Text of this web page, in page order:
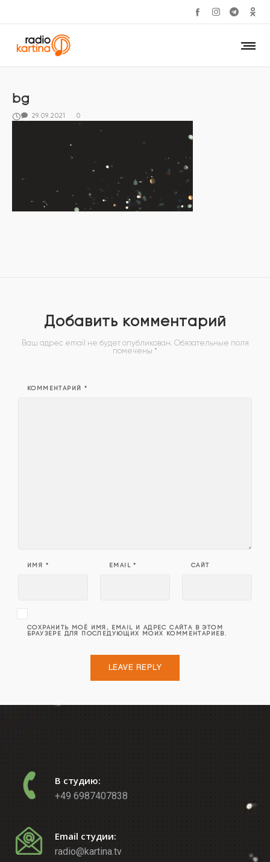
bg
29.09.2021 0
Добавить комментарий
Ваш адрес email не будет опубликован. Обязательные поля
помечены *
КОММЕНТАРИЙ *
ИМЯ * EMAIL* САЙТ
СОХРАНИТЬ МОЁ ИМЯ, EMAIL И АДРЕС САЙТА В ЭТОМ
БРАУЗЕРЕ ДЛЯ ПОСЛЕДУЮЩИХ МОИХ КОММЕНТАРИЕВ.
В студию:
+49 6987407838
Email студии:
radio@kartina.tv